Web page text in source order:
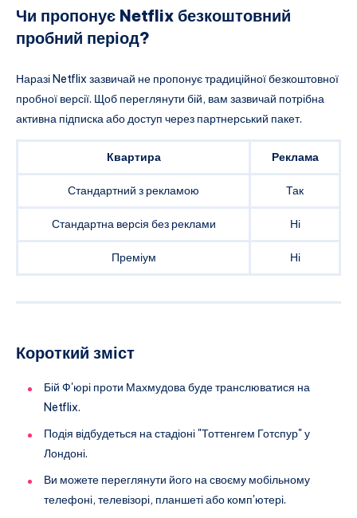
Чи пропонує Netflix безкоштовний
пробний період?
Наразі Netflix зазвичай не пропонує традиційної безкоштовної
пробної версії. Щоб переглянути бій, вам зазвичай потрібна
активна підписка або доступ через партнерський пакет.
Квартира Реклама
Стандартний з рекламою Так
Стандартна версія без реклами Ні
Преміум Ні
Короткий зміст
Бій Ф'юрі проти Махмудова буде транслюватися на
Netflix.
Подія відбудеться на стадіоні "Тоттенгем Готспур" у
Лондоні.
Ви можете переглянути його на своєму мобільному
телефоні, телевізорі, планшеті або комп'ютері.